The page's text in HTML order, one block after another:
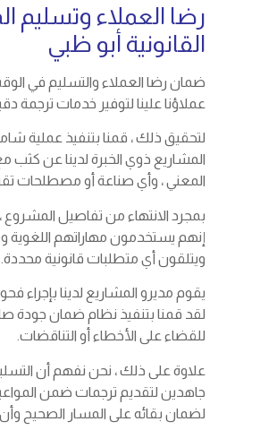
رضا العملاء وتسليم
القانونية أبو ظبي
ضمان رضا العملاء والتسليم في
عملاؤنا علينا لتوفير خدمات ترجمة
لتحقيق ذلك ، قمنا بتنفيذ عملية
المشاريع ذوي الخبرة لدينا عن كثب
المعني ، وأي صناعة أو مصطلحات
بمجرد الانتهاء من تفاصيل المشروع ،
إنهم يستخدمون مهاراتهم اللغوية
ويتلقون أي متطلبات قانونية محددة.
يقوم مديرو المشاريع لدينا بإجراء
لقد قمنا بتنفيذ نظام ضمان جودة
للقضاء على الأخطاء أو التناقضات.
علاوة على ذلك ، نحن نفهم أن
جاهدين لتقديم ترجمات ضمن
لضمان بقائه على المسار الصحيح